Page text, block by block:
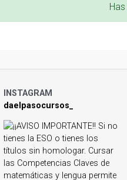
INSTAGRAM
daelpasocursos_